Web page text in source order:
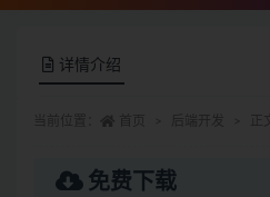
详情介绍
免费下载